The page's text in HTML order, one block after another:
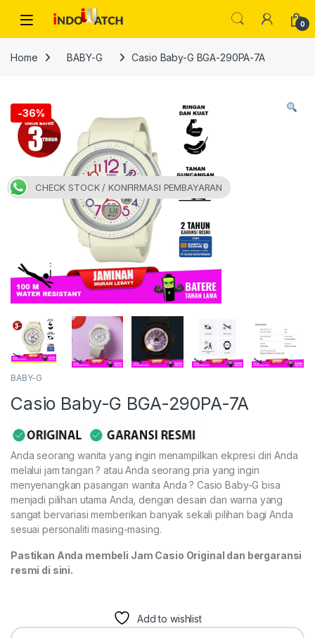
Open 0
Home BABY-G Casio Baby-G BGA-290PA-7A
-36%
BABY-G
Casio Baby-G BGA-290PA-7A
Anda seorang wanita yang ingin menampilkan ekpresi diri Anda
melalui jam tangan ? atau Anda seorang pria yang ingin
menyenangkan pasangan wanita Anda ? Casio Baby-G bisa
menjadi pilihan utama Anda, dengan desain dan warna yang
sangat bervariasi memberikan banyak sekali pilihan bagi Anda
sesuai personaliti masing-masing.
Pastikan Anda membeli Jam Casio Original dan bergaransi
resmi di sini.
Add to wishlist
CHECK STOCK / KONFIRMASI PEMBAYARAN